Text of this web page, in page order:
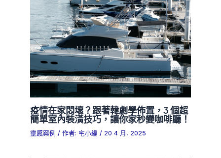
疫情在家悶壞？跟著韓劇學佈置，3 個超
簡單室內裝潢技巧，讓你家秒變咖啡廳！
靈感案例 / 作者: 宅小編 / 20 4 月, 2025